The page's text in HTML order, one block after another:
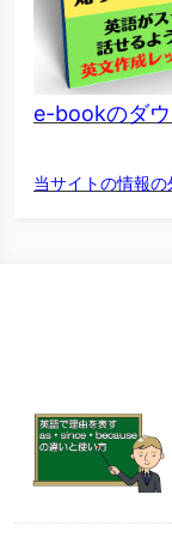
e-bookのダ
当サイトの情報